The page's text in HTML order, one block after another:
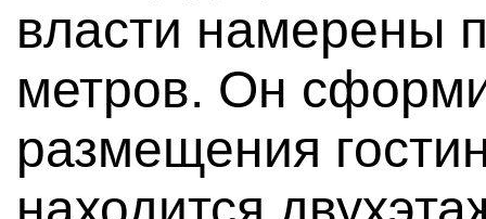
власти намерены
метров. Он
размещения